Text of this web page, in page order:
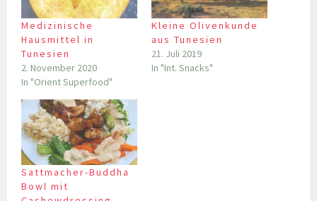
Medizinische
Hausmittel in
Tunesien
2. November 2020
In "Orient Superfood"
Kleine Olivenkunde
aus Tunesien
21. Juli 2019
In "Int. Snacks"
Sattmacher-Buddha
Bowl mit